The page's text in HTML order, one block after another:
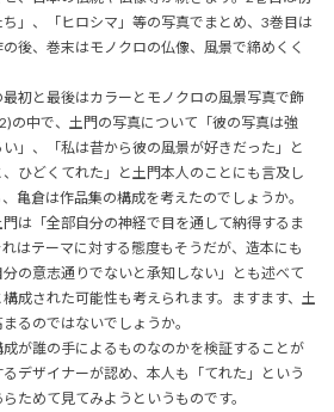
」、「ヒロシマ」等の写真でまとめ、3巻目は
の後、巻末はモノクロの仏像、風景で締めくく
初と最後はカラーとモノクロの風景写真で飾
の中で、土門の写真について「彼の写真は強
」、「私は昔から彼の風景が好きだった」と
ひどくてれた」と土門本人のことにも言及し
亀倉は作品集の構成を考えたのでしょうか。
は「全部自分の神経で目を通して納得するま
はテーマに対する態度もそうだが、造本にも
の意志通りでないと承知しない」とも述べて
成された可能性も考えられます。ますます、土
るのではないでしょうか。
が誰の手によるものなのかを検証することが
デザイナーが認め、本人も「てれた」という
ためて見てみようというものです。